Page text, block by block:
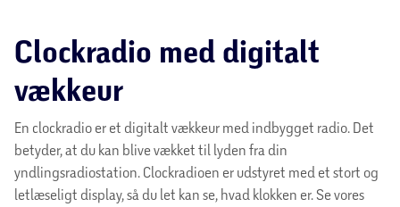
Clockradio med digitalt
vækkeur
En clockradio er et digitalt vækkeur med indbygget radio. Det
betyder, at du kan blive vækket til lyden fra din
yndlingsradiostation. Clockradioen er udstyret med et stort og
letlæseligt display, så du let kan se, hvad klokken er. Se vores